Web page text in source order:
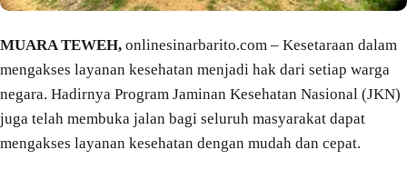
MUARA TEWEH, onlinesinarbarito.com – Kesetaraan dalam
mengakses layanan kesehatan menjadi hak dari setiap warga
negara. Hadirnya Program Jaminan Kesehatan Nasional (JKN)
juga telah membuka jalan bagi seluruh masyarakat dapat
mengakses layanan kesehatan dengan mudah dan cepat.